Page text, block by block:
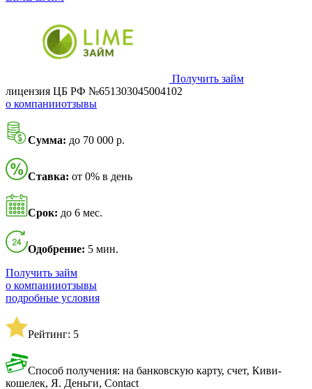
Получить займ
лицензия ЦБ РФ №651303045004102
о компанииотзывы
Сумма: до 70 000 р.
Ставка: от 0% в день
Срок: до 6 мес.
Одобрение: 5 мин.
Получить займ
о компанииотзывы
подробные условия
Рейтинг: 5
Способ получения: на банковскую карту, счет, Киви-
кошелек, Я. Деньги, Contact